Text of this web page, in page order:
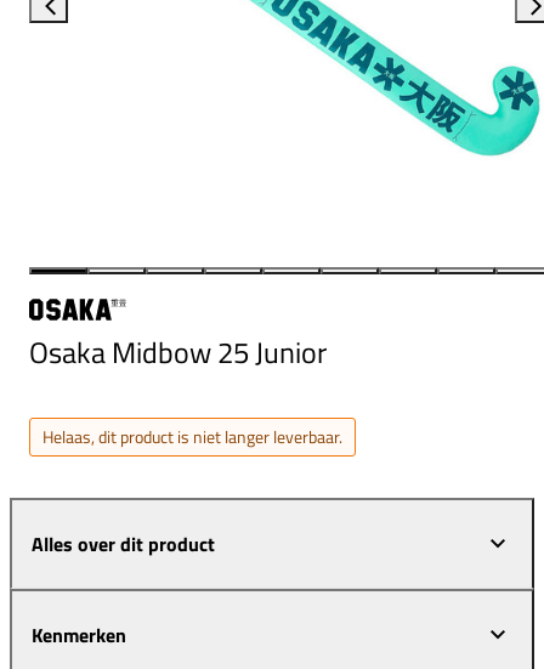
Osaka Midbow 25 Junior
Helaas, dit product is niet langer leverbaar.
Alles over dit product
Kenmerken